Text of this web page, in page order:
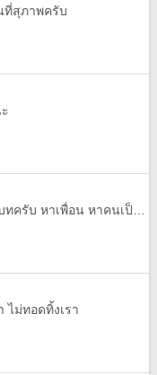
ที่สุภาพครับ
ไม่ทอดทิ้งเรา